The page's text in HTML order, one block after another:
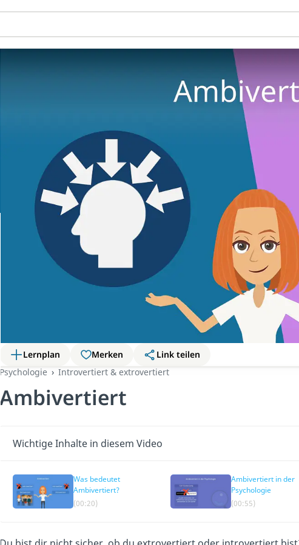
Lernplan Merken
Link teilen
Psychologie
Introvertiert & extrovertiert
Ambivertiert
Wichtige Inhalte in diesem Video
Was bedeutet
Ambivertiert?
(00:20)
Ambivertiert in der
Psychologie
(00:55)